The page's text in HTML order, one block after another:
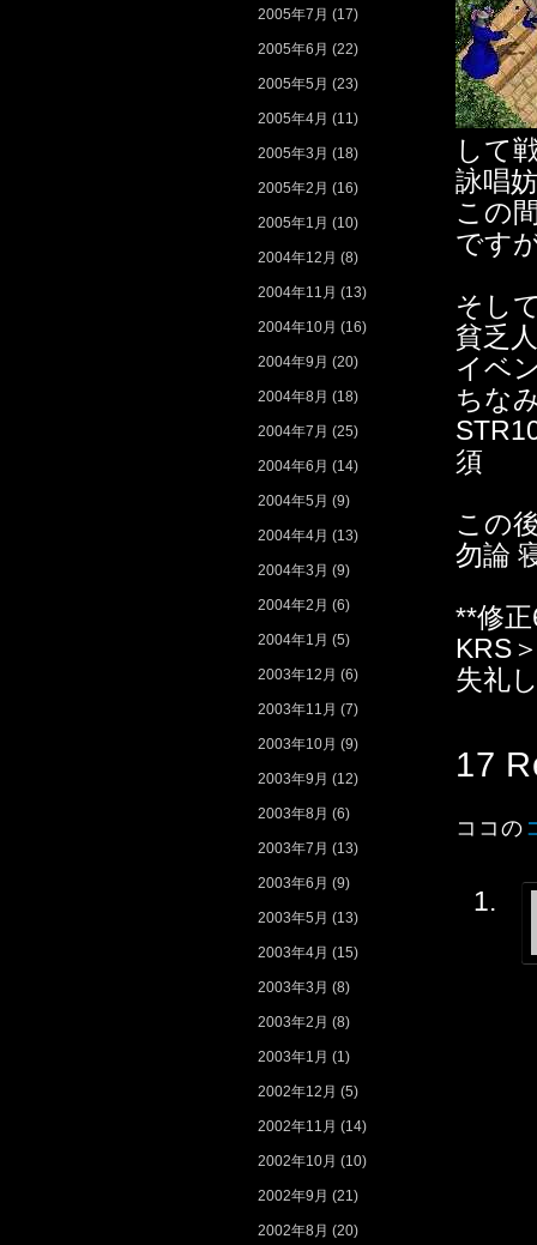
して
詠唱
この
です
そし
貧乏
イベ
ちな
須
この
勿論
**修
KRS
失礼
17
ココの
2005年7月 (17)
2005年6月 (22)
2005年5月 (23)
2005年4月 (11)
2005年3月 (18)
2005年2月 (16)
2005年1月 (10)
2004年12月 (8)
2004年11月 (13)
2004年10月 (16)
2004年9月 (20)
2004年8月 (18)
2004年7月 (25)
2004年6月 (14)
2004年5月 (9)
2004年4月 (13)
2004年3月 (9)
2004年2月 (6)
2004年1月 (5)
2003年12月 (6)
2003年11月 (7)
2003年10月 (9)
2003年9月 (12)
2003年8月 (6)
2003年7月 (13)
2003年6月 (9)
2003年5月 (13)
2003年4月 (15)
2003年3月 (8)
2003年2月 (8)
2003年1月 (1)
2002年12月 (5)
2002年11月 (14)
2002年10月 (10)
2002年9月 (21)
2002年8月 (20)